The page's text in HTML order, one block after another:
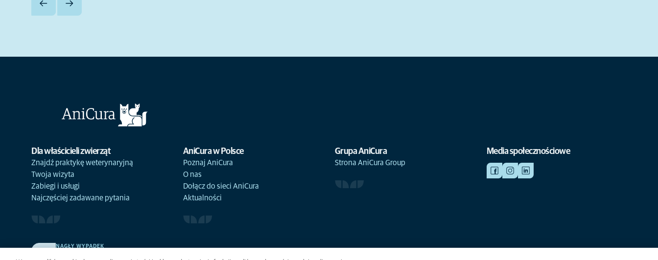
Dla właścicieli zwierząt
Znajdź praktykę weterynaryjną
Twoja wizyta
Zabiegi i usługi
Najczęściej zadawane pytania
AniCura w Polsce
Poznaj AniCura
O nas
Dołącz do sieci AniCura
Aktualności
Grupa AniCura
Strona AniCura Group
Media społecznościowe
NAGŁY WYPADEK